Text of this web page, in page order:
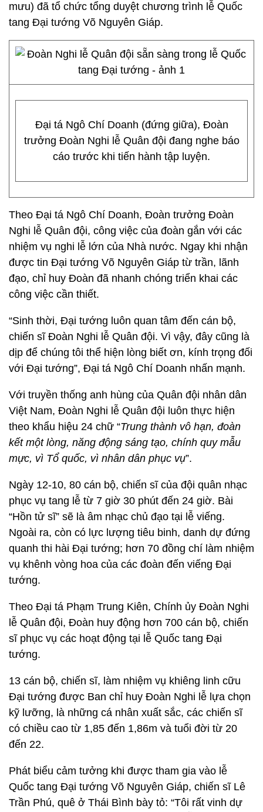
mưu) đã tổ chức tổng duyệt chương trình lễ Quốc
tang Đại tướng Võ Nguyên Giáp.
Đại tá Ngô Chí Doanh (đứng giữa), Đoàn
trưởng Đoàn Nghi lễ Quân đội đang nghe báo
cáo trước khi tiến hành tập luyện.
Theo Đại tá Ngô Chí Doanh, Đoàn trưởng Đoàn
Nghi lễ Quân đội, công việc của đoàn gắn với các
nhiệm vụ nghi lễ lớn của Nhà nước. Ngay khi nhận
được tin Đại tướng Võ Nguyên Giáp từ trần, lãnh
đạo, chỉ huy Đoàn đã nhanh chóng triển khai các
công việc cần thiết.
“Sinh thời, Đại tướng luôn quan tâm đến cán bộ,
chiến sĩ Đoàn Nghi lễ Quân đội. Vì vậy, đây cũng là
dịp để chúng tôi thể hiện lòng biết ơn, kính trọng đối
với Đại tướng”, Đại tá Ngô Chí Doanh nhấn mạnh.
Với truyền thống anh hùng của Quân đội nhân dân
Việt Nam, Đoàn Nghi lễ Quân đội luôn thực hiện
theo khẩu hiệu 24 chữ “Trung thành vô hạn, đoàn
kết một lòng, năng động sáng tạo, chính quy mẫu
mực, vì Tổ quốc, vì nhân dân phục vụ”.
Ngày 12-10, 80 cán bộ, chiến sĩ của đội quân nhạc
phục vụ tang lễ từ 7 giờ 30 phút đến 24 giờ. Bài
“Hồn tử sĩ” sẽ là âm nhạc chủ đạo tại lễ viếng.
Ngoài ra, còn có lực lượng tiêu binh, danh dự đứng
quanh thi hài Đại tướng; hơn 70 đồng chí làm nhiệm
vụ khênh vòng hoa của các đoàn đến viếng Đại
tướng.
Theo Đại tá Phạm Trung Kiên, Chính ủy Đoàn Nghi
lễ Quân đội, Đoàn huy động hơn 700 cán bộ, chiến
sĩ phục vụ các hoạt động tại lễ Quốc tang Đại
tướng.
13 cán bộ, chiến sĩ, làm nhiệm vụ khiêng linh cữu
Đại tướng được Ban chỉ huy Đoàn Nghi lễ lựa chọn
kỹ lưỡng, là những cá nhân xuất sắc, các chiến sĩ
có chiều cao từ 1,85 đến 1,86m và tuổi đời từ 20
đến 22.
Phát biểu cảm tưởng khi được tham gia vào lễ
Quốc tang Đại tướng Võ Nguyên Giáp, chiến sĩ Lê
Trần Phú, quê ở Thái Bình bày tỏ: “Tôi rất vinh dự